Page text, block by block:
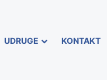
UDRUGE KONTAKT